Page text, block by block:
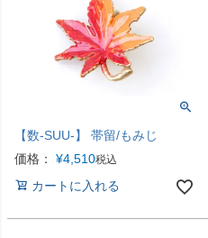
【数-SUU-】 帯留/もみじ
価格：
¥4,510税込
カートに入れる